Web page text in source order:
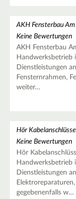
AKH Fensterbau
Keine Bewertungen
AKH Fensterbau
Handwerksbetrieb
Dienstleistungen
Fensternrahmen,
weiter…
Hör
Keine Bewertungen
Hör
Handwerksbetrieb
Dienstleistungen
gegebenenfalls w…